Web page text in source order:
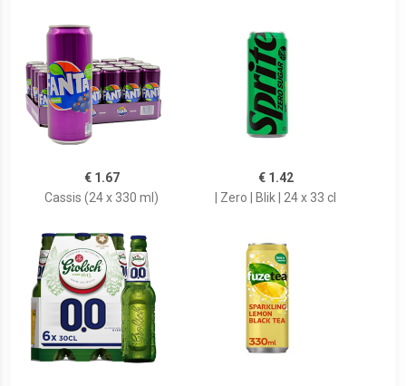
€ 1.67
Cassis (24 x 330 ml)
€ 1.42
| Zero | Blik | 24 x 33 cl